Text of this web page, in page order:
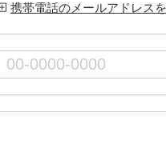
携帯電話のメールアドレス